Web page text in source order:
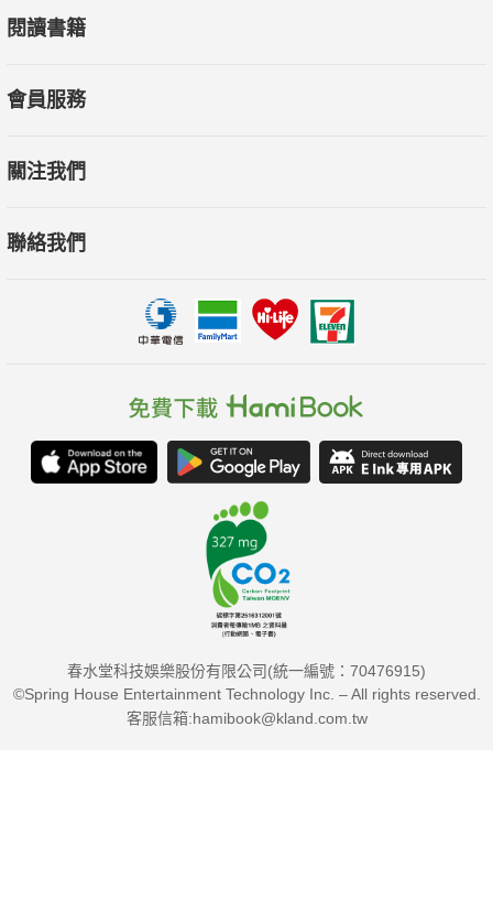
閱讀書籍
會員服務
關注我們
聯絡我們
春水堂科技娛樂股份有限公司(統一編號：70476915)
©Spring House Entertainment Technology Inc. – All rights reserved.
客服信箱:hamibook@kland.com.tw